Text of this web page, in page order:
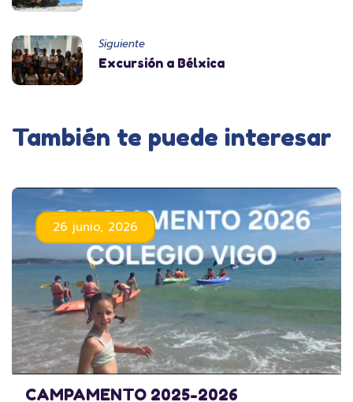
Siguiente
Excursión a Bélxica
También te puede interesar
26 junio, 2026
CAMPAMENTO 2025-2026